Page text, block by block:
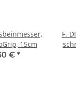
15cm
€ *
F.